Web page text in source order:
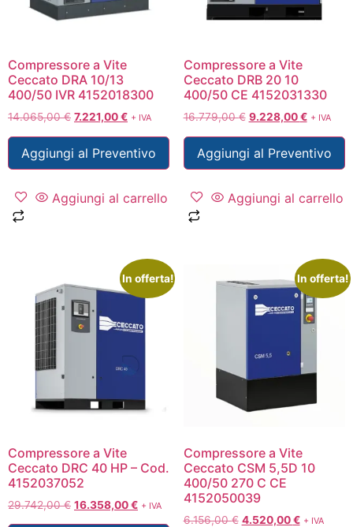
Compressore a Vite
Ceccato DRA 10/13
400/50 IVR 4152018300
14.065,00€ 7.221,00€ + IVA
Aggiungi al Preventivo
Aggiungi al carrello
Compressore a Vite
Ceccato DRB 20 10
400/50 CE 4152031330
16.779,00€ 9.228,00€ + IVA
Aggiungi al Preventivo
Aggiungi al carrello
In offerta!
Compressore a Vite
Ceccato DRC 40 HP – Cod.
4152037052
29.742,00€ 16.358,00€ + IVA
In offerta!
Compressore a Vite
Ceccato CSM 5,5D 10
400/50 270 C CE
4152050039
6.156,00€ 4.520,00€ + IVA